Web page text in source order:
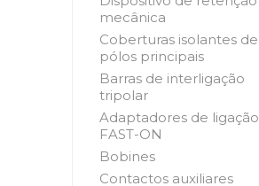
mecânica
Coberturas isolantes de
pólos principais
Barras de interligação
tripolar
Adaptadores de ligação
FAST-ON
Bobines
Contactos auxiliares